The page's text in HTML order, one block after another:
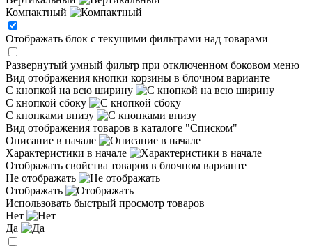
Компактный
Отображать блок с текущими фильтрами над товарами
Развернутый умный фильтр при отключенном боковом меню
Вид отображения кнопки корзины в блочном варианте
С кнопкой на всю ширину
С кнопкой сбоку
С кнопками внизу
Вид отображения товаров в каталоге "Списком"
Описание в начале
Характеристики в начале
Отображать свойства товаров в блочном варианте
Не отображать
Отображать
Использовать быстрый просмотр товаров
Нет
Да